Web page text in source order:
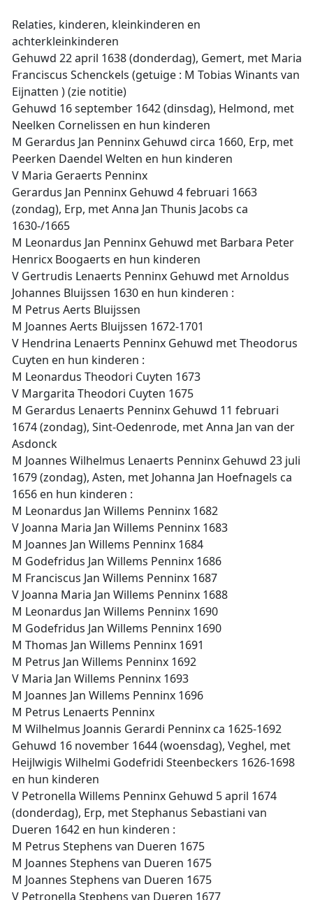
Relaties, kinderen, kleinkinderen en
achterkleinkinderen
Gehuwd 22 april 1638 (donderdag), Gemert, met Maria
Franciscus Schenckels (getuige : M Tobias Winants van
Eijnatten ) (zie notitie)
Gehuwd 16 september 1642 (dinsdag), Helmond, met
Neelken Cornelissen en hun kinderen
M Gerardus Jan Penninx Gehuwd circa 1660, Erp, met
Peerken Daendel Welten en hun kinderen
V Maria Geraerts Penninx
Gerardus Jan Penninx Gehuwd 4 februari 1663
(zondag), Erp, met Anna Jan Thunis Jacobs ca
1630-/1665
M Leonardus Jan Penninx Gehuwd met Barbara Peter
Henricx Boogaerts en hun kinderen
V Gertrudis Lenaerts Penninx Gehuwd met Arnoldus
Johannes Bluijssen 1630 en hun kinderen :
M Petrus Aerts Bluijssen
M Joannes Aerts Bluijssen 1672-1701
V Hendrina Lenaerts Penninx Gehuwd met Theodorus
Cuyten en hun kinderen :
M Leonardus Theodori Cuyten 1673
V Margarita Theodori Cuyten 1675
M Gerardus Lenaerts Penninx Gehuwd 11 februari
1674 (zondag), Sint-Oedenrode, met Anna Jan van der
Asdonck
M Joannes Wilhelmus Lenaerts Penninx Gehuwd 23 juli
1679 (zondag), Asten, met Johanna Jan Hoefnagels ca
1656 en hun kinderen :
M Leonardus Jan Willems Penninx 1682
V Joanna Maria Jan Willems Penninx 1683
M Joannes Jan Willems Penninx 1684
M Godefridus Jan Willems Penninx 1686
M Franciscus Jan Willems Penninx 1687
V Joanna Maria Jan Willems Penninx 1688
M Leonardus Jan Willems Penninx 1690
M Godefridus Jan Willems Penninx 1690
M Thomas Jan Willems Penninx 1691
M Petrus Jan Willems Penninx 1692
V Maria Jan Willems Penninx 1693
M Joannes Jan Willems Penninx 1696
M Petrus Lenaerts Penninx
M Wilhelmus Joannis Gerardi Penninx ca 1625-1692
Gehuwd 16 november 1644 (woensdag), Veghel, met
Heijlwigis Wilhelmi Godefridi Steenbeckers 1626-1698
en hun kinderen
V Petronella Willems Penninx Gehuwd 5 april 1674
(donderdag), Erp, met Stephanus Sebastiani van
Dueren 1642 en hun kinderen :
M Petrus Stephens van Dueren 1675
M Joannes Stephens van Dueren 1675
M Joannes Stephens van Dueren 1675
V Petronella Stephens van Dueren 1677